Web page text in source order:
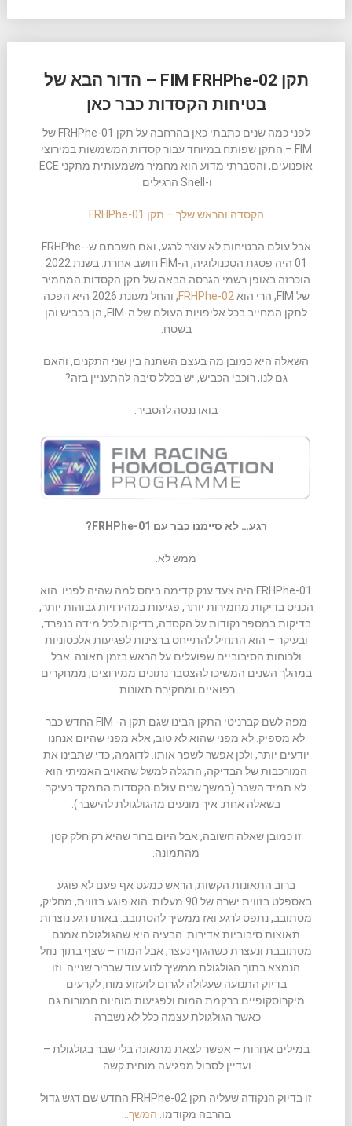
תקן FIM FRHPhe-02 – הדור הבא של
בטיחות הקסדות כבר כאן
לפני כמה שנים כתבתי כאן בהרחבה על תקן FRHPhe-01 של
FIM – התקן שפותח במיוחד עבור קסדות המשמשות במירוצי
אופנועים, והסברתי מדוע הוא מחמיר משמעותית מתקני ECE
ו-Snell הרגילים.
הקסדה והראש שלך – תקן FRHPhe-01
אבל עולם הבטיחות לא עוצר לרגע, ואם חשבתם ש-FRHPhe-
01 היה פסגת הטכנולוגיה, ה-FIM חושב אחרת. בשנת 2022
הוכרזה באופן רשמי הגרסה הבאה של תקן הקסדות המחמיר
של FIM, הרי הוא
FRHPhe-02
, והחל מעונת 2026 היא הפכה
לתקן המחייב בכל אליפויות העולם של ה-FIM, הן בכביש והן
בשטח.
השאלה היא כמובן מה בעצם השתנה בין שני התקנים, והאם
גם לנו, רוכבי הכביש, יש בכלל סיבה להתעניין בזה?
בואו ננסה להסביר.
רגע… לא סיימנו כבר עם FRHPhe-01?
ממש לא.
FRHPhe-01 היה צעד ענק קדימה ביחס למה שהיה לפניו. הוא
הכניס בדיקות מחמירות יותר, פגיעות במהירויות גבוהות יותר,
בדיקות במספר נקודות על הקסדה, בדיקות לכל מידה בנפרד,
ובעיקר – הוא התחיל להתייחס ברצינות לפגיעות אלכסוניות
ולכוחות הסיבוביים שפועלים על הראש בזמן תאונה. אבל
במהלך השנים המשיכו להצטבר נתונים ממירוצים, ממחקרים
רפואיים ומחקירת תאונות.
מפה לשם קברניטי התקן הבינו שגם תקן ה- FIM החדש כבר
לא מספיק. לא מפני שהוא לא טוב, אלא מפני שהיום אנחנו
יודעים יותר, ולכן אפשר לשפר אותו. לדוגמה, כדי שתבינו את
המורכבות של הבדיקה, התגלה למשל שהאויב האמיתי הוא
לא תמיד השבר (במשך שנים עולם הקסדות התמקד בעיקר
בשאלה אחת: איך מונעים מהגולגולת להישבר).
זו כמובן שאלה חשובה, אבל היום ברור שהיא רק חלק קטן
מהתמונה.
ברוב התאונות הקשות, הראש כמעט אף פעם לא פוגע
באספלט בזווית ישרה של 90 מעלות. הוא פוגע בזווית, מחליק,
מסתובב, נתפס לרגע ואז ממשיך להסתובב. באותו רגע נוצרות
תאוצות סיבוביות אדירות. הבעיה היא שהגולגולת אמנם
מסתובבת ונעצרת כשהגוף נעצר, אבל המוח – שצף בתוך נוזל
הנמצא בתוך הגולגולת ממשיך לנוע עוד שבריר שנייה. וזו
בדיוק התנועה שעלולה לגרום לזעזוע מוח, לקרעים
מיקרוסקופיים ברקמת המוח ולפגיעות מוחיות חמורות גם
כאשר הגולגולת עצמה כלל לא נשברה.
במילים אחרות – אפשר לצאת מתאונה בלי שבר בגולגולת –
ועדיין לסבול מפגיעה מוחית קשה.
זו בדיוק הנקודה שעליה תקן FRHPhe-02 החדש שם דגש גדול
בהרבה מקודמו. המשך…